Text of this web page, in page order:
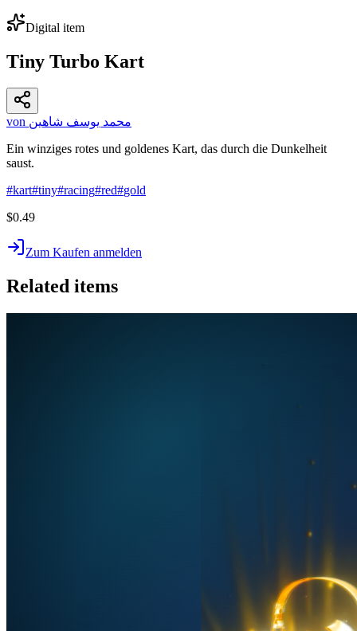
Digital item
Tiny Turbo Kart
von محمد يوسف شاهين
Ein winziges rotes und goldenes Kart, das durch die Dunkelheit
saust.
#kart#tiny#racing#red#gold
$0.49
Zum Kaufen anmelden
Related items